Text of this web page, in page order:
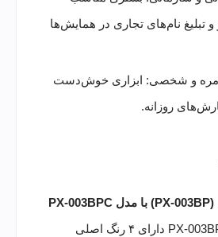
تبلیغ نام‌های تجاری در همایش‌ها
و شخصی: ابزاری خوش‌دست
روزانه.
تفاوت این مدل (PX-003BP) با مدل PX-003BPC
مدل PX-003BP دارای ۴ رنگ اصلی